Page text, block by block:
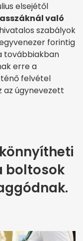
elsejétől
való
szabályok
forintig
továbbiakban
erre a
felvétel
az úgynevezett
boltosok